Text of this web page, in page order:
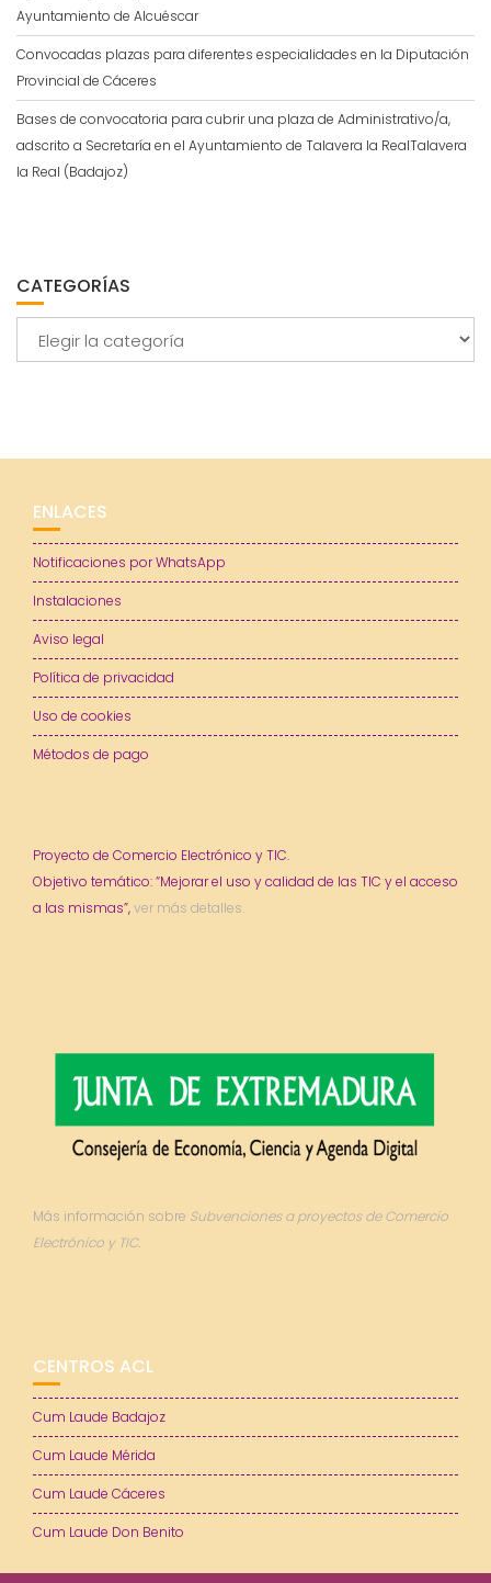
Ayuntamiento de Alcuéscar
Convocadas plazas para diferentes especialidades en la Diputación
Provincial de Cáceres
Bases de convocatoria para cubrir una plaza de Administrativo/a,
adscrito a Secretaría en el Ayuntamiento de Talavera la RealTalavera
la Real (Badajoz)
CATEGORÍAS
ENLACES
Notificaciones por WhatsApp
Instalaciones
Aviso legal
Política de privacidad
Uso de cookies
Métodos de pago
Proyecto de Comercio Electrónico y TIC.
Objetivo temático: “Mejorar el uso y calidad de las TIC y el acceso
a las mismas”,ver más detalles.
Más información sobre Subvenciones a proyectos de Comercio
Electrónico y TIC.
CENTROS ACL
Cum Laude Badajoz
Cum Laude Mérida
Cum Laude Cáceres
Cum Laude Don Benito